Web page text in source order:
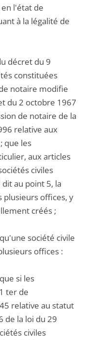
l'état de
à la légalité de
décret du 9
constituées
notaire modifie
du 2 octobre 1967
de notaire de la
relative aux
que les
aux articles
civiles
au point 5, la
offices, y
créés ;
société civile
offices :
si les
ter de
relative au statut
de la loi du 29
civiles